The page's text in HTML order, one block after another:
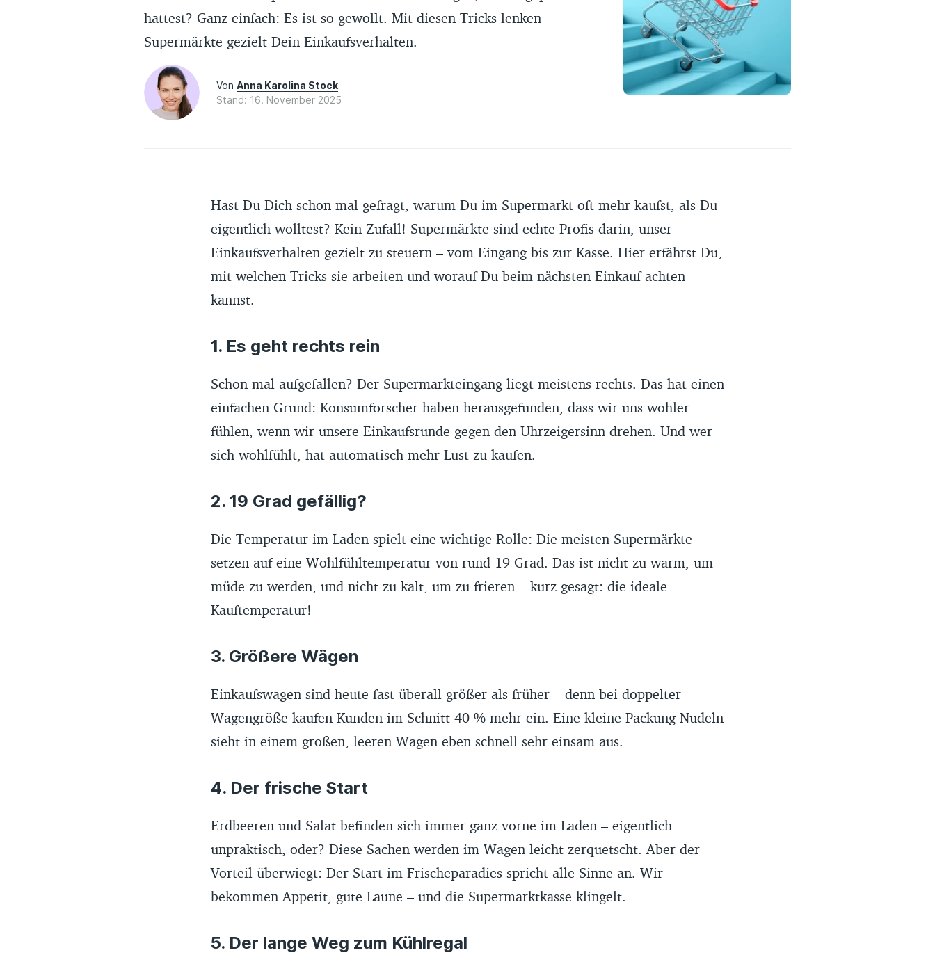
Erfahrungsportal
Expertengespräche
Academy
hattest? Ganz einfach: Es ist so gewollt. Mit diesen Tricks lenken
Supermärkte gezielt Dein Einkaufsverhalten.
VonAnna Karolina Stock
Stand: 16. November 2025
Hast Du Dich schon mal gefragt, warum Du im Supermarkt oft mehr kaufst, als Du
eigentlich wolltest? Kein Zufall! Supermärkte sind echte Profis darin, unser
Einkaufsverhalten gezielt zu steuern – vom Eingang bis zur Kasse. Hier erfährst Du,
mit welchen Tricks sie arbeiten und worauf Du beim nächsten Einkauf achten
kannst.
1. Es geht rechts rein
Schon mal aufgefallen? Der Supermarkteingang liegt meistens rechts. Das hat einen
einfachen Grund: Konsumforscher haben herausgefunden, dass wir uns wohler
fühlen, wenn wir unsere Einkaufsrunde gegen den Uhrzeigersinn drehen. Und wer
sich wohlfühlt, hat automatisch mehr Lust zu kaufen.
2. 19 Grad gefällig?
Die Temperatur im Laden spielt eine wichtige Rolle: Die meisten Supermärkte
setzen auf eine Wohlfühltemperatur von rund 19 Grad. Das ist nicht zu warm, um
müde zu werden, und nicht zu kalt, um zu frieren – kurz gesagt: die ideale
Kauftemperatur!
3. Größere Wägen
Einkaufswagen sind heute fast überall größer als früher – denn bei doppelter
Wagengröße kaufen Kunden im Schnitt 40 % mehr ein. Eine kleine Packung Nudeln
sieht in einem großen, leeren Wagen eben schnell sehr einsam aus.
4. Der frische Start
Erdbeeren und Salat befinden sich immer ganz vorne im Laden – eigentlich
unpraktisch, oder? Diese Sachen werden im Wagen leicht zerquetscht. Aber der
Vorteil überwiegt: Der Start im Frischeparadies spricht alle Sinne an. Wir
bekommen Appetit, gute Laune – und die Supermarktkasse klingelt.
5. Der lange Weg zum Kühlregal